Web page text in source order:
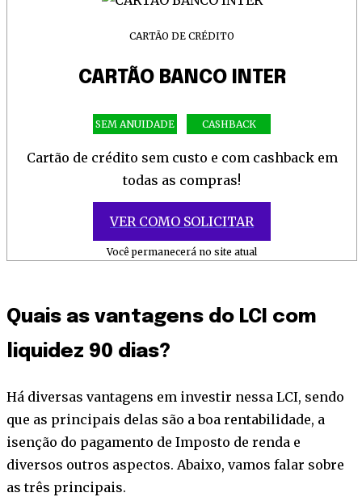
CARTÃO DE CRÉDITO
CARTÃO BANCO INTER
SEM ANUIDADE CASHBACK
Cartão de crédito sem custo e com cashback em
todas as compras!
VER COMO SOLICITAR
Você permanecerá no site atual
Quais as vantagens do LCI com
liquidez 90 dias?
Há diversas vantagens em investir nessa LCI, sendo
que as principais delas são a boa rentabilidade, a
isenção do pagamento de Imposto de renda e
diversos outros aspectos. Abaixo, vamos falar sobre
as três principais.